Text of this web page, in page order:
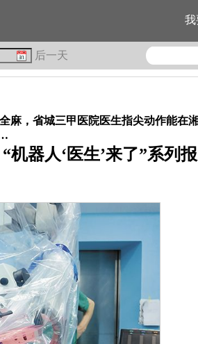
我
后一天
麻，省城三甲医院医生指尖动作能在湘
器人‘医生’来了”系列报